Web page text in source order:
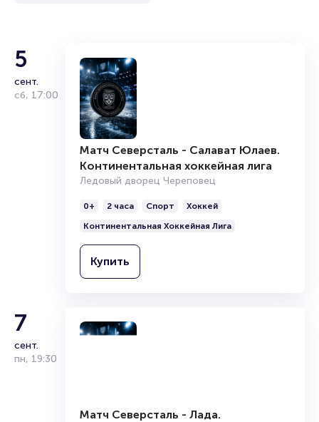
5
сент.
сб, 17:00
Матч Северсталь - Салават Юлаев.
Континентальная хоккейная лига
Ледовый дворец Череповец
0+ 2 часа Спорт
Хоккей
Континентальная Хоккейная Лига
Купить
7
сент.
пн, 19:30
Матч Северсталь - Лада.